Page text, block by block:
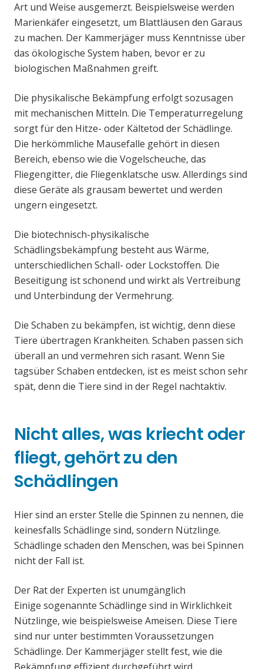
Art und Weise ausgemerzt. Beispielsweise werden
Marienkäfer eingesetzt, um Blattläusen den Garaus
zu machen. Der Kammerjäger muss Kenntnisse über
das ökologische System haben, bevor er zu
biologischen Maßnahmen greift.
Die physikalische Bekämpfung erfolgt sozusagen
mit mechanischen Mitteln. Die Temperaturregelung
sorgt für den Hitze- oder Kältetod der Schädlinge.
Die herkömmliche Mausefalle gehört in diesen
Bereich, ebenso wie die Vogelscheuche, das
Fliegengitter, die Fliegenklatsche usw. Allerdings sind
diese Geräte als grausam bewertet und werden
ungern eingesetzt.
Die biotechnisch-physikalische
Schädlingsbekämpfung besteht aus Wärme,
unterschiedlichen Schall- oder Lockstoffen. Die
Beseitigung ist schonend und wirkt als Vertreibung
und Unterbindung der Vermehrung.
Die Schaben zu bekämpfen, ist wichtig, denn diese
Tiere übertragen Krankheiten. Schaben passen sich
überall an und vermehren sich rasant. Wenn Sie
tagsüber Schaben entdecken, ist es meist schon sehr
spät, denn die Tiere sind in der Regel nachtaktiv.
Nicht alles, was kriecht oder
fliegt, gehört zu den
Schädlingen
Hier sind an erster Stelle die Spinnen zu nennen, die
keinesfalls Schädlinge sind, sondern Nützlinge.
Schädlinge schaden den Menschen, was bei Spinnen
nicht der Fall ist.
Der Rat der Experten ist unumgänglich
Einige sogenannte Schädlinge sind in Wirklichkeit
Nützlinge, wie beispielsweise Ameisen. Diese Tiere
sind nur unter bestimmten Voraussetzungen
Schädlinge. Der Kammerjäger stellt fest, wie die